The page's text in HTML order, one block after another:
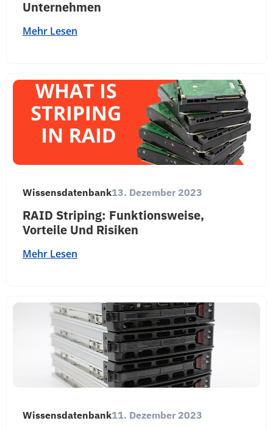
Unternehmen
Mehr Lesen
Wissensdatenbank13. Dezember 2023
RAID Striping: Funktionsweise,
Vorteile Und Risiken
Mehr Lesen
Wissensdatenbank11. Dezember 2023